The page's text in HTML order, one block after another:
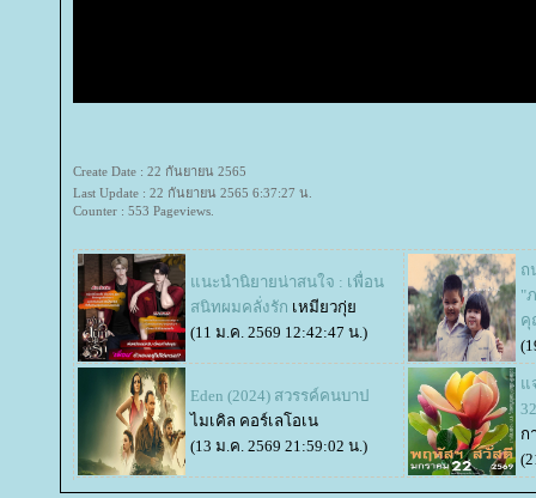
Create Date : 22 กันยายน 2565
Last Update : 22 กันยายน 2565 6:37:27 น.
Counter : 553 Pageviews.
นะนำนิยายน่าสนใจ : เพื่อน
สนิทผมคลั่งรัก เหมียวกุ่
(11 ม.ค. 2569 12:42:47 น.)
ถ
"
คุ
Eden (2024) สวรรค์คนบาป
ไมเคิล คอร์เลโอเน
(13 ม.ค. 2569 21:59:02 น.)
จ
ก